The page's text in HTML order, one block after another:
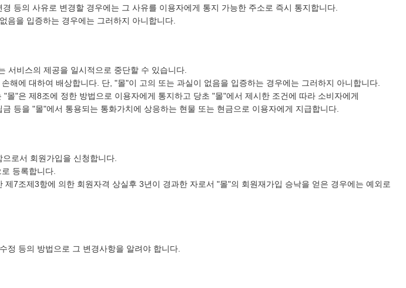
등의 사유로 변경할 경우에는 그 사유를 이용자에게 통지 가능한 주소로 즉시 통지합니다.
음을 입증하는 경우에는 그러하지 아니합니다.
서비스의 제공을 일시적으로 중단할 수 있습니다.
에 대하여 배상합니다. 단, "몰"이 고의 또는 과실이 없음을 입증하는 경우에는 그러하지 아니합니다.
"은 제8조에 정한 방법으로 이용자에게 통지하고 당초 "몰"에서 제시한 조건에 따라 소비자에게
등을 "몰"에서 통용되는 통화가치에 상응하는 현물 또는 현금으로 이용자에게 지급합니다.
로서 회원가입을 신청합니다.
등록합니다.
7조제3항에 의한 회원자격 상실후 3년이 경과한 자로서 "몰"의 회원재가입 승낙을 얻은 경우에는 예외로
정 등의 방법으로 그 변경사항을 알려야 합니다.